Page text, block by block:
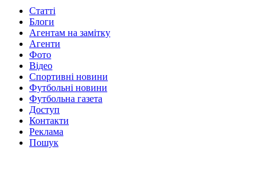
Статті
Блоги
Агентам на замітку
Агенти
Фото
Відео
Спортивні новини
Футбольні новини
Футбольна газета
Доступ
Контакти
Реклама
Пошук